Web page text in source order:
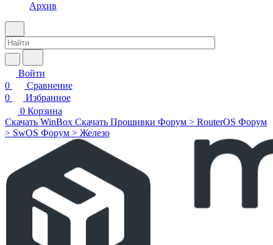
Архив
Войти
0
Сравнение
0
Избранное
0 Корзина
Скачать WinBox Скачать Прошивки Форум > RouterOS Форум
> SwOS Форум > Железо